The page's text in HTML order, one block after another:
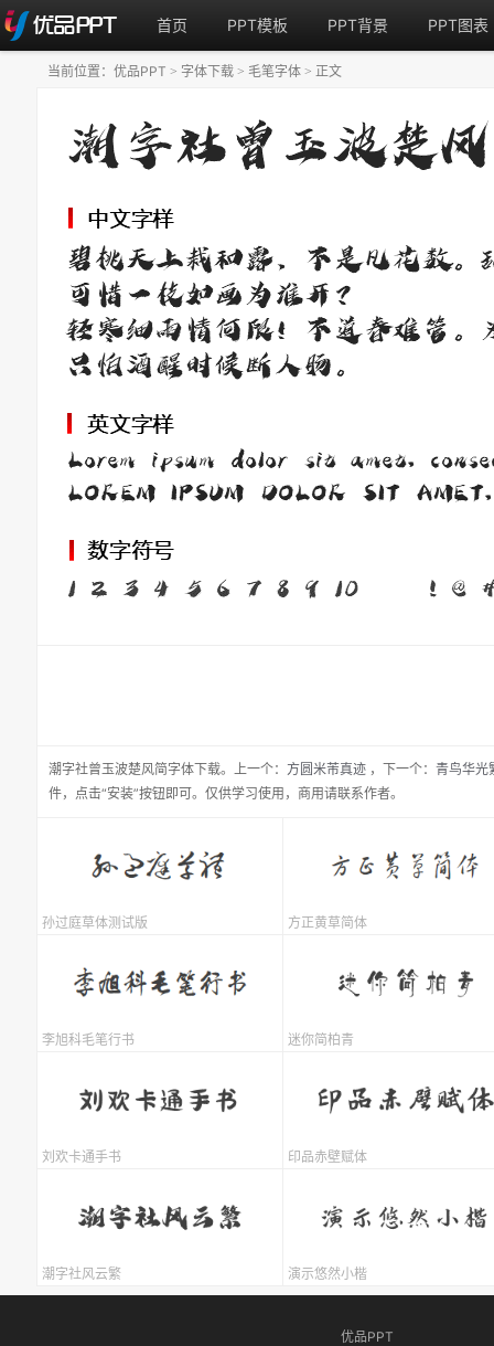
首页 PPT模板 PPT背景 PPT图表
潮字社曾玉波楚风简字体下载。 上一个： 方圆米芾真迹 ， 下一个： 青鸟华光
件，点击“安装”按钮即可。仅供学习使用，商用请联系作者。
当前位置： 优品PPT > 字体下载 > 毛笔字体 > 正文
孙过庭草体测试版 方正黄草简体
李旭科毛笔行书 迷你简柏青
刘欢卡通手书 印品赤壁赋体
潮字社风云繁 演示悠然小楷
优品PPT